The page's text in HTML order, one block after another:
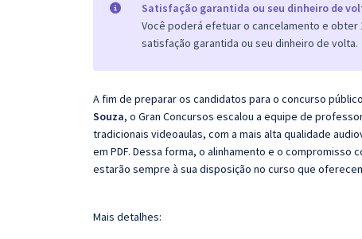
Satisfação garantida ou seu dinheiro de
Você poderá efetuar o cancelamento e obter
satisfação garantida ou seu dinheiro de volta.
A fim de preparar os candidatos para o concurso
Souza, o Gran Concursos escalou a equipe de
tradicionais videoaulas, com a mais alta qualidade
em PDF. Dessa forma, o alinhamento e o
estarão sempre à sua disposição no curso que
Mais detalhes: